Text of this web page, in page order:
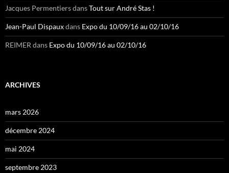
Jacques PermentiersdansTout sur André Stas !
Jean-Paul Dispauxdans Expo du 10/09/16 au 02/10/16
REIMER dans Expo du 10/09/16 au 02/10/16
ARCHIVES
mars 2026
décembre 2024
mai 2024
septembre 2023